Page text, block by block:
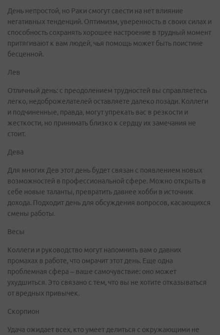
День непростой, но Раки смогут свести на нет влияние
негативных тенденций. Оптимизм, уверенность в своих силах и
способность сохранять хорошее настроение в трудный момент
притягивают к вам людей, чья помощь может быть поистине
бесценной.
Лев
Отличный день: с преодолением трудностей вы справляетесь
легко, недоброжелателей оставляете далеко позади. Коллеги
и подчиненные, правда, могут упрекать вас в резкости и
жесткости, но принимать близко к сердцу их замечания не
стоит.
Дева
Для многих Дев этот день будет связан с появлением новых
возможностей в профессиональной сфере. Можно открыть в
себе новые таланты, превратить давнее хобби в источник
дохода. Подходит день для обсуждения вопросов, касающихся
смены работы.
Весы
Коллеги и руководство могут напомнить вам о давних
промахах в работе, что омрачит этот день. Еще одна
проблемная сфера – ваше самочувствие: оно может
ухудшиться. Это связано с тем, что вы не хотите отказываться
от вредных привычек.
Скорпион
Удача ожидает всех, кто умеет делиться с окружающими не